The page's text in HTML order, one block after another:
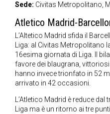
Sede: Civitas Metropolitano,
Atletico Madrid-
L’Altetico Madrid sfida il
Liga: al Civitas Metropolitano
16esima giornata di Liga. Il
favore dei blaugrana,
hanno invece trionfato in 52
arrivato in 42 occasioni.
L’Atletico Madrid è reduce dal
Liga ma è un ritorno ai tre